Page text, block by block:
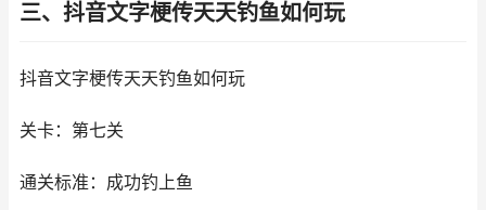
三、抖音文字梗传天天钓鱼如何玩
抖音文字梗传天天钓鱼如何玩
关卡：第七关
通关标准：成功钓上鱼